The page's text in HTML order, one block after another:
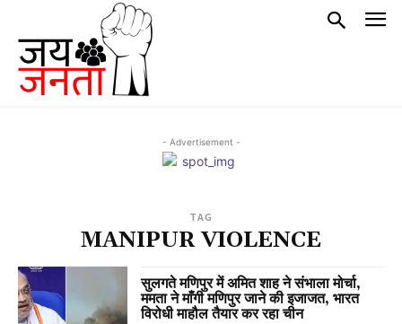
- Advertisement -
TAG
MANIPUR VIOLENCE
सुलगते मणिपुर में अमित शाह ने संभाला मोर्चा,
ममता ने माँगी मणिपुर जाने की इजाजत, भारत
विरोधी माहौल तैयार कर रहा चीन